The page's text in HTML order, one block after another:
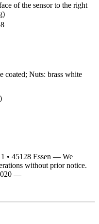
of the sensor to the right
coated; Nuts: brass white
• 45128 Essen — We
without prior notice.
—